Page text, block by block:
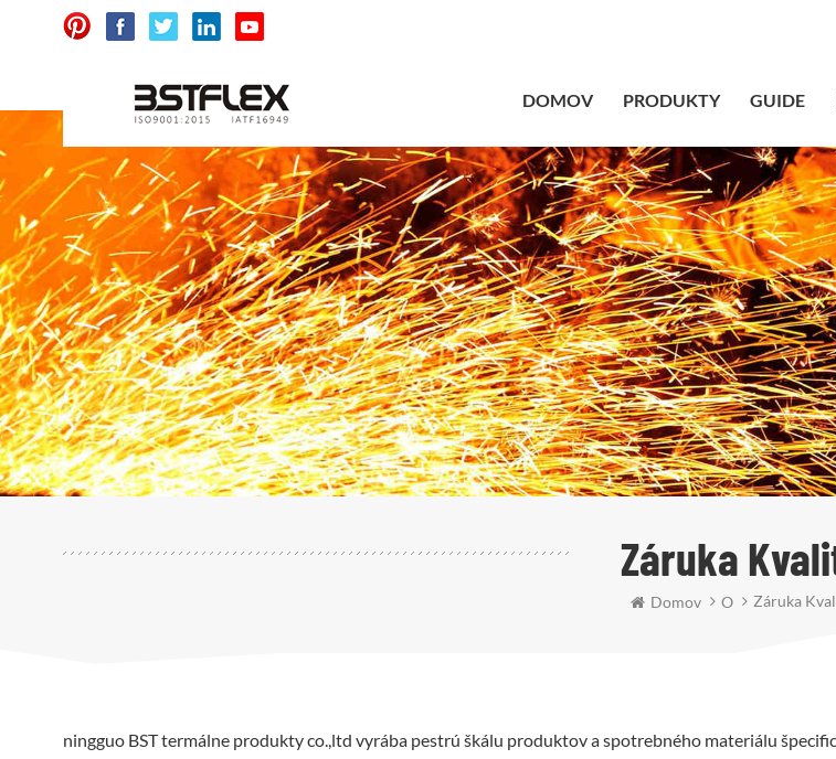
DOMOV PRODUKTY GUIDE
Záruka
Domov O Záruka
ningguo BST termálne produkty co.,ltd vyrába pestrú škálu produktov a spotrebného materiálu